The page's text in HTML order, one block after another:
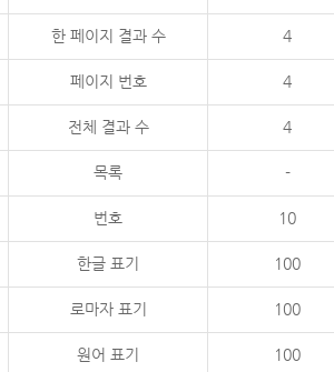
한 페이지 결과 수 4
페이지 번호 4
전체 결과 수 4
목록 -
번호 10
한글 표기 100
로마자 표기 100
원어 표기 100